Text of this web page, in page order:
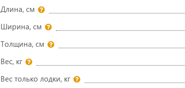
Длина, см
Ширина, см
Толщина, см
Вес, кг
Вес только лодки, кг